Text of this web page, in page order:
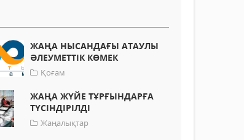
ЖАҢА НЫСАНДАҒЫ АТАУЛЫ
ӘЛЕУМЕТТІК КӨМЕК
Қоғам
ЖАҢА ЖҮЙЕ ТҰРҒЫНДАРҒА
ТҮСІНДІРІЛДІ
Жаңалықтар